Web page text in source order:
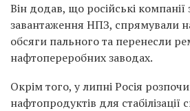
Він додав, що російські
завантаження НПЗ, спрямували
обсяги пального та перенесли
нафтопереробних заводах.
Окрім того, у липні Росія
нафтопродуктів для стабілізації